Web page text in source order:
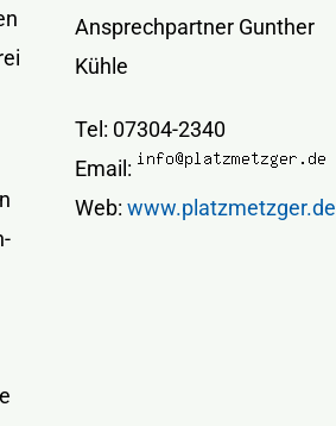
Ansprechpartner Gunther
Kühle
Tel: 07304-2340
Email:
Web: www.platzmetzger.de